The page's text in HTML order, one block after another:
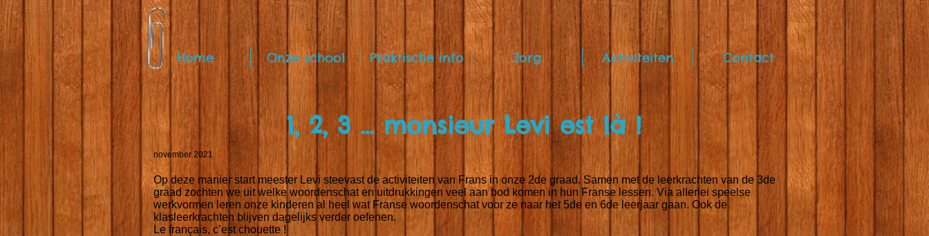
1, 2, 3 … monsieur Levi est là !
november 2021
Op deze manier start meester Levi steevast de activiteiten van Frans in onze 2de graad. Samen met de leerkrachten van de 3de
graad zochten we uit welke woordenschat en uitdrukkingen veel aan bod komen in hun Franse lessen. Via allerlei speelse
werkvormen leren onze kinderen al heel wat Franse woordenschat voor ze naar het 5de en 6de leerjaar gaan. Ook de
klasleerkrachten blijven dagelijks verder oefenen.
Le français, c’est chouette !
Home Onze school Praktische info Zorg Activiteiten Contact